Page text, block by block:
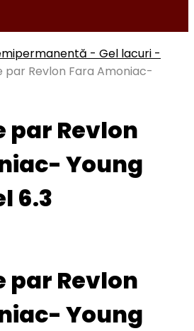
- Gel lacuri -
par Revlon Fara Amoniac-
par Revlon
Young
6.3
par Revlon
Young